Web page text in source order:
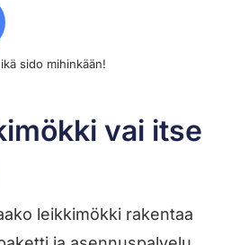
sido mihinkään!
vai itse
leikkimökki rakentaa